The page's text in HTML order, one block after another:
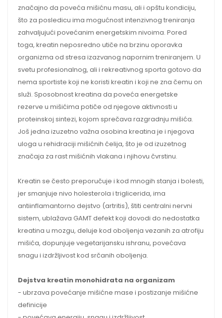
značajno da poveća mišićnu masu, ali i opštu kondiciju,
što za posledicu ima mogućnost intenzivnog treniranja
zahvaljujući povećanim energetskim nivoima. Pored
toga, kreatin neposredno utiče na brzinu oporavka
organizma od stresa izazvanog napornim treniranjem. U
svetu profesionalnog, ali i rekreativnog sporta gotovo da
nema sportiste koji ne koristi kreatin i koji ne zna čemu on
služi. Sposobnost kreatina da poveća energetske
rezerve u mišićima potiče od njegove aktivnosti u
proteinskoj sintezi, kojom sprečava razgradnju mišića.
Još jedna izuzetno važna osobina kreatina je i njegova
uloga u rehidraciji mišićnih ćelija, što je od izuzetnog
značaja za rast mišićnih vlakana i njihovu čvrstinu.
Kreatin se često preporučuje i kod mnogih stanja i bolesti,
jer smanjuje nivo holesterola i triglicerida, ima
antiinflamantorno dejstvo (artritis), štiti centralni nervni
sistem, ublažava GAMT defekt koji dovodi do nedostatka
kreatina u mozgu, deluje kod oboljenja vezanih za atrofiju
mišića, dopunjuje vegetarijansku ishranu, povećava
snagu i izdržljivost kod srčanih oboljenja.
Dejstva kreatin monohidrata na organizam
- ubrzava povećanje mišićne mase i postizanje mišićne
definicije